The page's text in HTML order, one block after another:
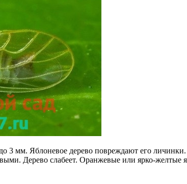
3 мм. Яблоневое дерево повреждают его
Дерево слабеет. Оранжевые или ярко-